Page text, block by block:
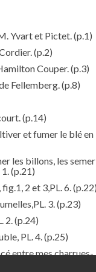
Yvart et Pictet. (p.1)
(p.2)
Couper. (p.3)
Fellemberg. (p.8)
(p.14)
et fumer le blé en
les billons, les
(p.21)
2 et 3,PL. 6.
3. (p.23)
2. (p.24)
PL. 4. (p.25)
entre mes charrues-